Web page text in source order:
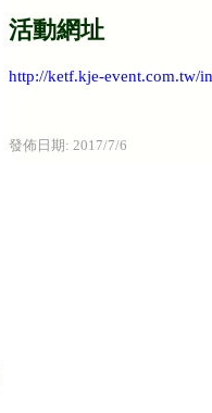
活動網址
http://ketf.kje-event.com.tw/
發佈日期: 2017/7/6